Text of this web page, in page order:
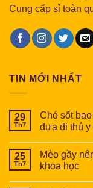
Cung cấp sỉ toàn
TIN MỚI NHẤT
29
Th7
Chó sốt
đưa đi thú y
25
Th7
Mèo gầy
khoa học